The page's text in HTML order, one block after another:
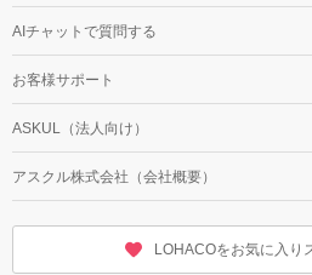
AIチャットで質問する
お客様サポート
ASKUL（法人向け）
アスクル株式会社（会社概要）
LOHACOをお気に入り